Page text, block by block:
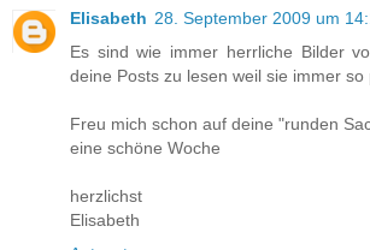
Elisabeth 28. September 2009 um
Es sind wie immer herrliche Bilder
deine Posts zu lesen weil sie immer so
Freu mich schon auf deine "runden
eine schöne Woche
herzlichst
Elisabeth